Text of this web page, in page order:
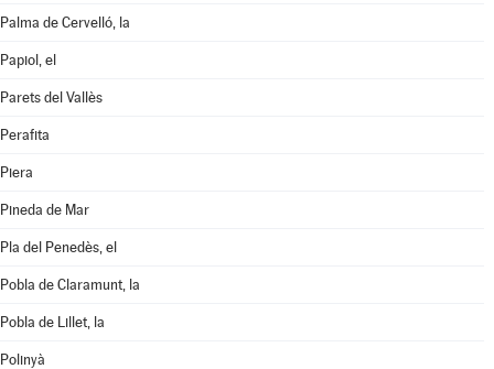
Palma de Cervelló, la
Papiol, el
Parets del Vallès
Perafita
Piera
Pineda de Mar
Pla del Penedès, el
Pobla de Claramunt, la
Pobla de Lillet, la
Polinyà